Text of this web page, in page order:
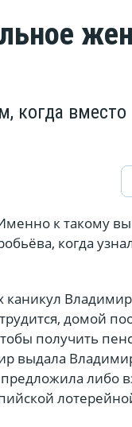
когда
Именно к такому
когда
домой
получить
выдала
либо